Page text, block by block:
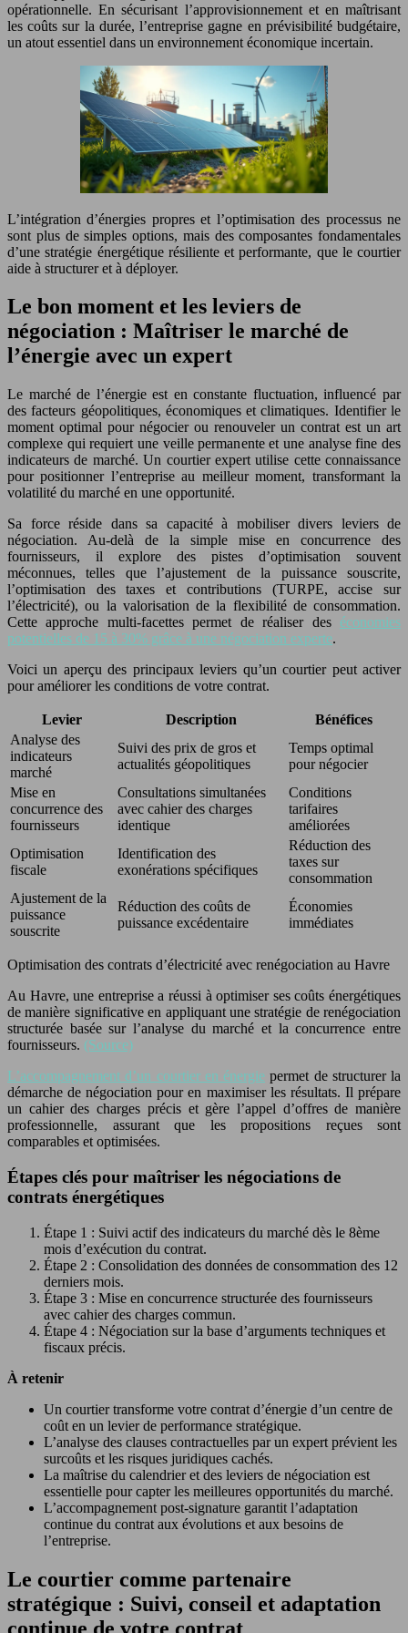
opérationnelle. En sécurisant l’approvisionnement et en maîtrisant
les coûts sur la durée, l’entreprise gagne en prévisibilité budgétaire,
un atout essentiel dans un environnement économique incertain.
L’intégration d’énergies propres et l’optimisation des processus ne
sont plus de simples options, mais des composantes fondamentales
d’une stratégie énergétique résiliente et performante, que le courtier
aide à structurer et à déployer.
Le bon moment et les leviers de
négociation : Maîtriser le marché de
l’énergie avec un expert
Le marché de l’énergie est en constante fluctuation, influencé par
des facteurs géopolitiques, économiques et climatiques. Identifier le
moment optimal pour négocier ou renouveler un contrat est un art
complexe qui requiert une veille permanente et une analyse fine des
indicateurs de marché. Un courtier expert utilise cette connaissance
pour positionner l’entreprise au meilleur moment, transformant la
volatilité du marché en une opportunité.
Sa force réside dans sa capacité à mobiliser divers leviers de
négociation. Au-delà de la simple mise en concurrence des
fournisseurs, il explore des pistes d’optimisation souvent
méconnues, telles que l’ajustement de la puissance souscrite,
l’optimisation des taxes et contributions (TURPE, accise sur
l’électricité), ou la valorisation de la flexibilité de consommation.
Cette approche multi-facettes permet de réaliser des économies
potentielles de 15 à 30% grâce à une négociation experte.
Voici un aperçu des principaux leviers qu’un courtier peut activer
pour améliorer les conditions de votre contrat.
Levier Description
Bénéfices
Analyse des
indicateurs
marché
Suivi des prix de gros et
actualités géopolitiques
Temps optimal
pour négocier
Mise en
concurrence des
fournisseurs
Consultations simultanées
avec cahier des charges
identique
Conditions
tarifaires
améliorées
Optimisation
fiscale
Identification des
exonérations spécifiques
Réduction des
taxes sur
consommation
Ajustement de la
puissance
souscrite
Réduction des coûts de
puissance excédentaire
Économies
immédiates
Optimisation des contrats d’électricité avec renégociation au Havre
Au Havre, une entreprise a réussi à optimiser ses coûts énergétiques
de manière significative en appliquant une stratégie de renégociation
structurée basée sur l’analyse du marché et la concurrence entre
fournisseurs. (Source)
L’accompagnement d’un courtier en énergie permet de structurer la
démarche de négociation pour en maximiser les résultats. Il prépare
un cahier des charges précis et gère l’appel d’offres de manière
professionnelle, assurant que les propositions reçues sont
comparables et optimisées.
Étapes clés pour maîtriser les négociations de
contrats énergétiques
Étape 1 : Suivi actif des indicateurs du marché dès le 8ème
mois d’exécution du contrat.
Étape 2 : Consolidation des données de consommation des 12
derniers mois.
Étape 3 : Mise en concurrence structurée des fournisseurs
avec cahier des charges commun.
Étape 4 : Négociation sur la base d’arguments techniques et
fiscaux précis.
À retenir
Un courtier transforme votre contrat d’énergie d’un centre de
coût en un levier de performance stratégique.
L’analyse des clauses contractuelles par un expert prévient les
surcoûts et les risques juridiques cachés.
La maîtrise du calendrier et des leviers de négociation est
essentielle pour capter les meilleures opportunités du marché.
L’accompagnement post-signature garantit l’adaptation
continue du contrat aux évolutions et aux besoins de
l’entreprise.
Le courtier comme partenaire
stratégique : Suivi, conseil et adaptation
continue de votre contrat